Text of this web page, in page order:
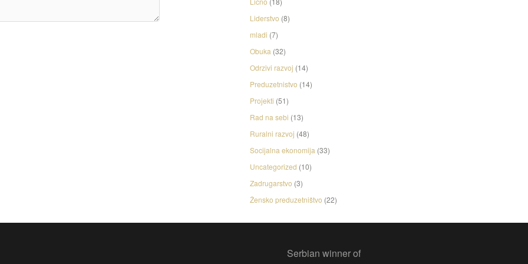
Liderstvo (8)
mladi (7)
Obuka (32)
Odrzivi razvoj (14)
Preduzetnistvo (14)
Projekti (51)
Rad na sebi (13)
Ruralni razvoj (48)
Socijalna ekonomija (33)
Uncategorized (10)
Zadrugarstvo (3)
Žensko preduzetništvo (22)
Serbian winner of